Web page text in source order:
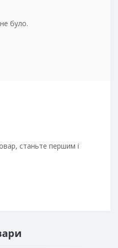
було.
станьте першим і